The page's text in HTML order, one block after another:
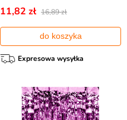
11,82 zł 16,89 zł
do koszyka
Expresowa wysyłka